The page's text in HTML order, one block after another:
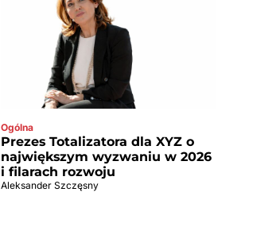
Ogólna
Prezes Totalizatora dla XYZ o
największym wyzwaniu w 2026
i filarach rozwoju
Aleksander Szczęsny